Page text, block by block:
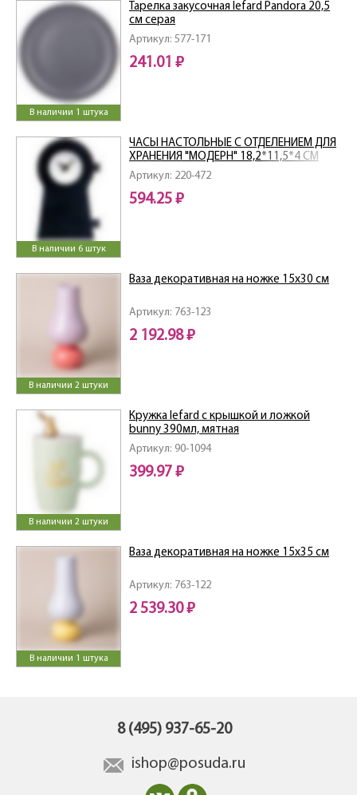
В наличии 1 штука
Артикул: 577-171
Тарелка закусочная lefard Pandora 20,5
см серая
241.01 ₽
В наличии 6 штук
Артикул: 220-472
ЧАСЫ НАСТОЛЬНЫЕ С ОТДЕЛЕНИЕМ ДЛЯ
ХРАНЕНИЯ "МОДЕРН" 18,2*11,5*4 СМ
594.25 ₽
В наличии 2 штуки
Артикул: 763-123
Ваза декоративная на ножке 15х30 см
2 192.98 ₽
В наличии 2 штуки
Артикул: 90-1094
Кружка lefard с крышкой и ложкой
bunny 390мл, мятная
399.97 ₽
В наличии 1 штука
Артикул: 763-122
Ваза декоративная на ножке 15х35 см
2 539.30 ₽
8 (495) 937-65-20
ishop@posuda.ru